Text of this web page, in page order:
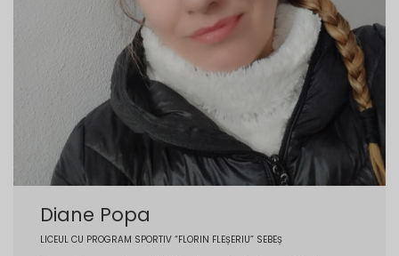
Diane Popa
LICEUL CU PROGRAM SPORTIV “FLORIN FLEȘERIU” SEBEȘ